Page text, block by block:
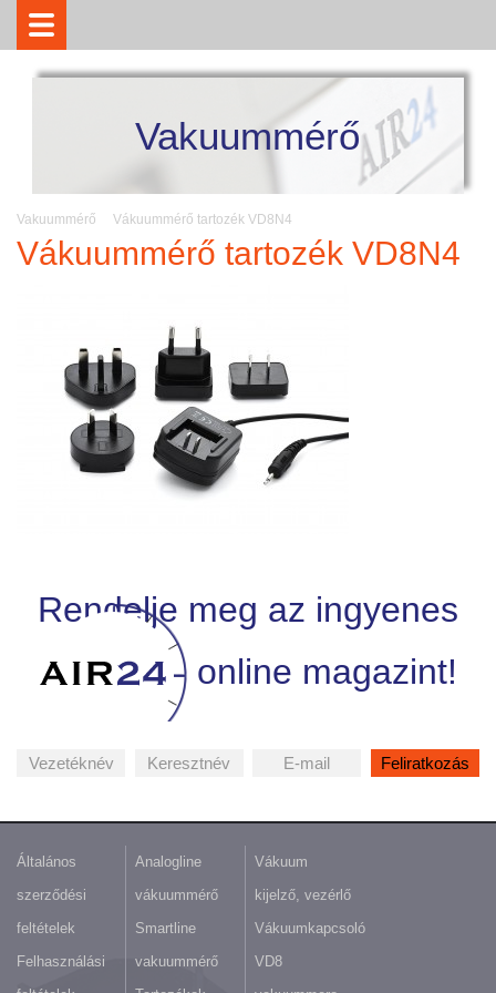
Vakuummérő
Vakuummérő Vákuummérő tartozék VD8N4
Vákuummérő tartozék VD8N4
Rendelje meg az ingyenes
online magazint!
Általános
szerződési
feltételek
Felhasználási
Analogline
vákuummérő
Smartline
vakuummérő
Vákuum
kijelző, vezérlő
Vákuumkapcsoló
VD8